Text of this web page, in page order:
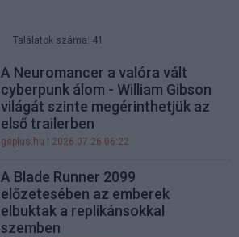
Találatok száma: 41
A Neuromancer a valóra vált
cyberpunk álom - William Gibson
világát szinte megérinthetjük az
első trailerben
gsplus.hu | 2026.07.26 06:22
A Blade Runner 2099
előzetesében az emberek
elbuktak a replikánsokkal
szemben